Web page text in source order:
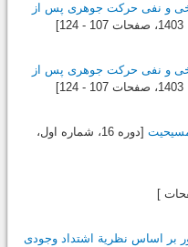
و نفی حرکت جوهری پس از
1403، صفحات 107 - 124]
و نفی حرکت جوهری پس از
1403، صفحات 107 - 124]
مسیحیت [دوره 16، شماره اول،
]
بر اساس نظریة اشتداد وجودی